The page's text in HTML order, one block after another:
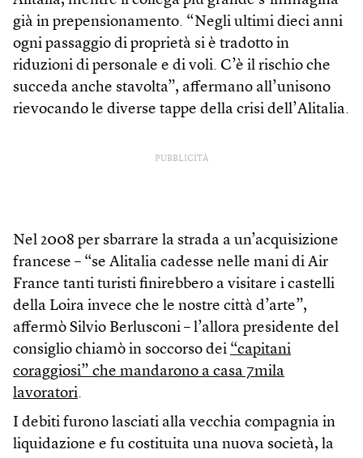
già in prepensionamento. “Negli ultimi dieci anni
ogni passaggio di proprietà si è tradotto in
riduzioni di personale e di voli. C’è il rischio che
succeda anche stavolta”, affermano all’unisono
rievocando le diverse tappe della crisi dell’Alitalia.
PUBBLICITÀ
Nel 2008 per sbarrare la strada a un’acquisizione
francese – “se Alitalia cadesse nelle mani di Air
France tanti turisti finirebbero a visitare i castelli
della Loira invece che le nostre città d’arte”,
affermò Silvio Berlusconi – l’allora presidente del
consiglio chiamò in soccorso dei “capitani
coraggiosi” che mandarono a casa 7mila
lavoratori.
I debiti furono lasciati alla vecchia compagnia in
liquidazione e fu costituita una nuova società, la